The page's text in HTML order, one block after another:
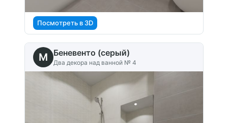
Посмотреть в 3D
M Беневенто (серый)
Два декора над ванной № 4